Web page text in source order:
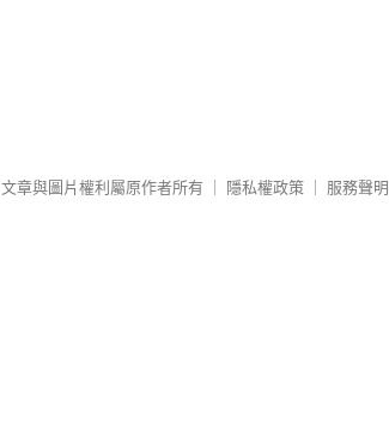
文章與圖片權利屬原作者所有 隱私權政策 服務聲明